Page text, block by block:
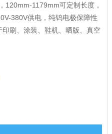
120mm-1179mm可定制长度，
380V供电，纯钨电极保障性
刷、涂装、鞋机、晒版、真空